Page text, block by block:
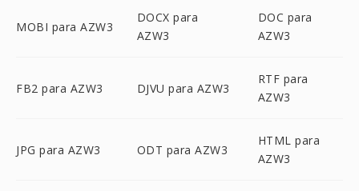
MOBI para AZW3
DOCX para
AZW3
DOC para
AZW3
FB2 para AZW3 DJVU para AZW3
RTF para
AZW3
JPG para AZW3 ODT para AZW3
HTML para
AZW3